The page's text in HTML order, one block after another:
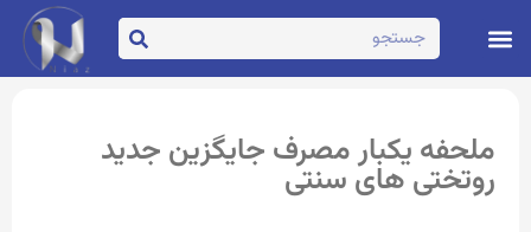
ملحفه یکبار مصرف جایگزین جدید
روتختی های سنتی